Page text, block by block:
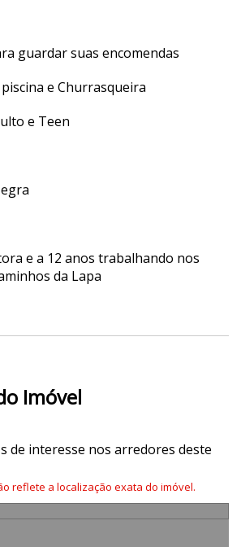
guardar suas encomendas
e Churrasqueira
e Teen
e a 12 anos trabalhando nos
da Lapa
Imóvel
de interesse nos arredores deste
reflete a localização exata do imóvel.